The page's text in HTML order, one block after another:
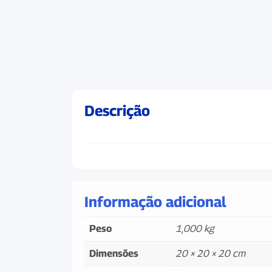
Descrição
Informação adicional
Peso 1,000 kg
Dimensões 20 × 20 × 20 cm